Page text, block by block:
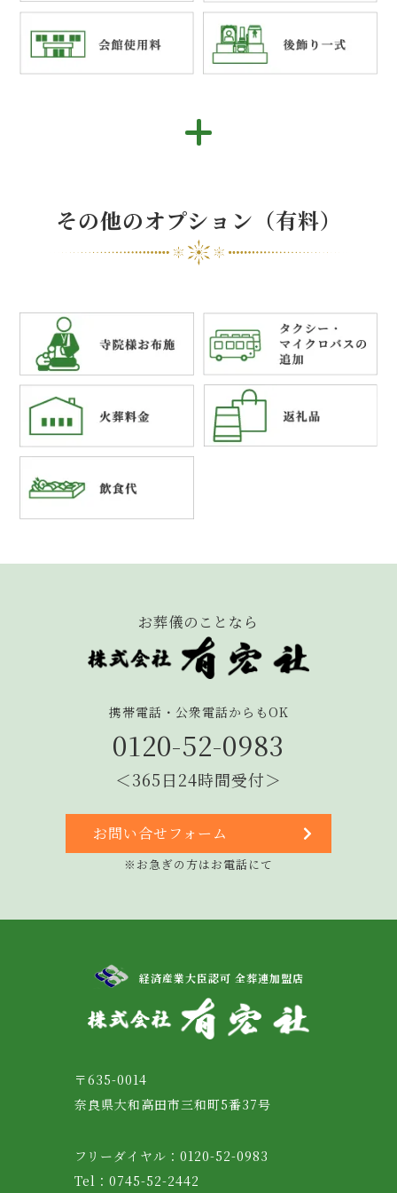
その他のオプション（有料）
お葬儀のことなら
携帯電話・公衆電話からもOK
0120-52-0983
＜365日24時間受付＞
お問い合せフォーム
※お急ぎの方はお電話にて
経済産業大臣認可 全葬連加盟店
〒635-0014
奈良県大和高田市三和町5番37号
フリーダイヤル：0120-52-0983
Tel：0745-52-2442